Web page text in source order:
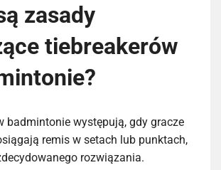
zasady
tiebreakerów
badmintonie występują, gdy gracze
remis w setach lub punktach,
rozwiązania.